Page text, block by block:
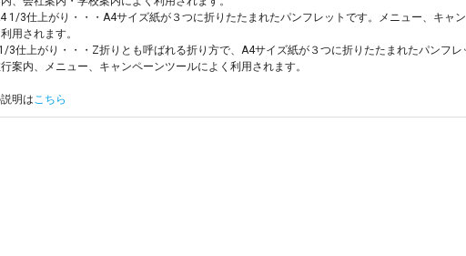
1/3仕上がり・・・A4サイズ紙が３つに折りたたまれたパンフレットです。メニュー、キャ
用されます。
3仕上がり・・・Z折りとも呼ばれる折り方で、A4サイズ紙が３つに折りたたまれたパンフ
案内、メニュー、キャンペーンツールによく利用されます。
明は こちら